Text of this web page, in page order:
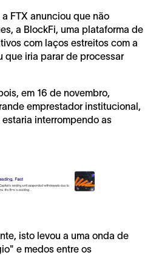
FTX anunciou que não
a BlockFi, uma plataforma de
com laços estreitos com a
que iria parar de processar
em 16 de novembro,
emprestador institucional,
interrompendo as
isto levou a uma onda de
e medos entre os